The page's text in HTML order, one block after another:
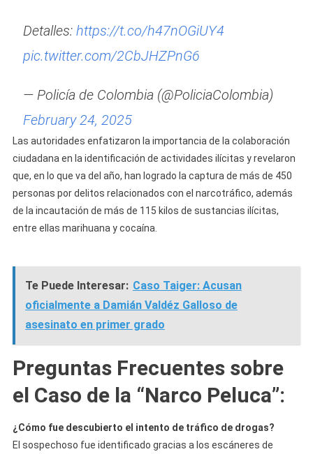
Detalles: https://t.co/h47nOGiUY4
pic.twitter.com/2CbJHZPnG6
— Policía de Colombia (@PoliciaColombia)
February 24, 2025
Las autoridades enfatizaron la importancia de la colaboración
ciudadana en la identificación de actividades ilícitas y revelaron
que, en lo que va del año, han logrado la captura de más de 450
personas por delitos relacionados con el narcotráfico, además
de la incautación de más de 115 kilos de sustancias ilícitas,
entre ellas marihuana y cocaína.
Te Puede Interesar: Caso Taiger: Acusan
oficialmente a Damián Valdéz Galloso de
asesinato en primer grado
Preguntas Frecuentes sobre
el Caso de la “Narco Peluca”:
¿Cómo fue descubierto el intento de tráfico de drogas?
El sospechoso fue identificado gracias a los escáneres de